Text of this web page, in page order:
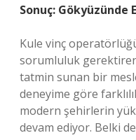
Sonuç: Gökyüzünde
Kule vinç
sorumluluk
tatmin sunan bir
deneyime göre
modern şehirlerin
devam ediyor. Belki